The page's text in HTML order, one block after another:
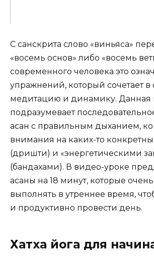
С санскрита слово «виньяса»
«восемь основ» либо «восемь
современного человека это
упражнений, который сочетает в
медитацию и динамику. Данная
подразумевает
асан с правильным дыханием,
внимания на каких-то
(дришти) и «энергетическими
(бандахами). В видео-уроке
асаны на 18 минут, которые
выполнять в утреннее время,
и продуктивно провести день.
Хатха йога для